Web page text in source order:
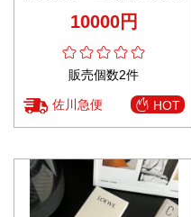
10000円
販売個数2件
佐川急便 HOT